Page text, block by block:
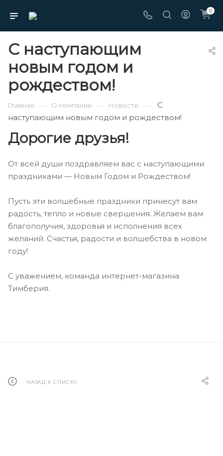
0
С наступающим
новым годом и
рождеством!
Главная — О компании — Новости —
С
наступающим новым годом и рождеством!
Дорогие друзья!
От всей души поздравляем вас с наступающими
праздниками — Новым Годом и Рождеством!
Пусть эти волшебные праздники принесут вам
радость, тепло и новые свершения. Желаем вам
благополучия, здоровья и исполнения всех
желаний. Счастья, радости и волшебства в новом
году!
С уважением, команда интернет-магазина
Тимберия.
НАЗАД К СПИСКУ